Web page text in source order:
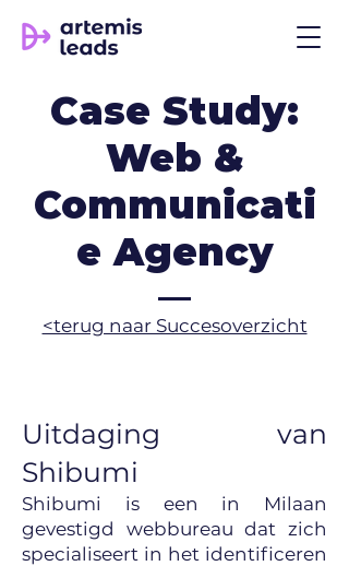
Case Study:
Web &
Communicati
e Agency
​<terug naar Succesoverzicht
Uitdaging van
Shibumi
Shibumi is een in Milaan
gevestigd webbureau dat zich
specialiseert in het identificeren